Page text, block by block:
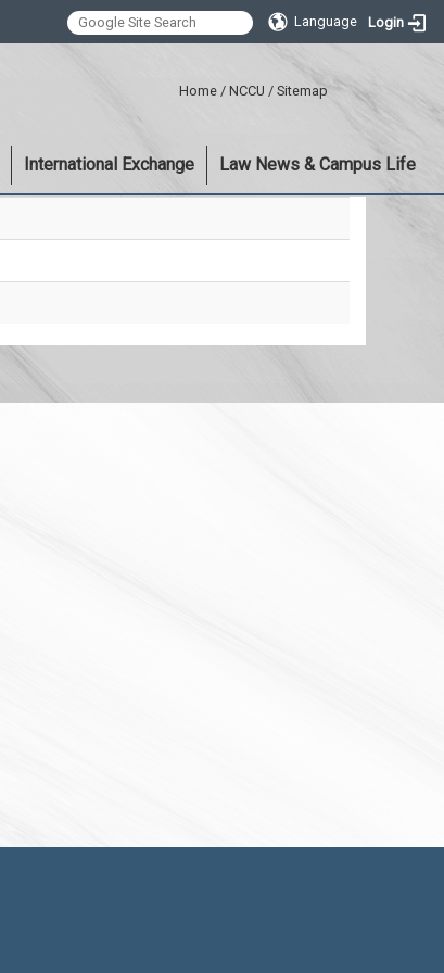
Language Login
Home / NCCU / Sitemap
International Exchange Law News & Campus Life